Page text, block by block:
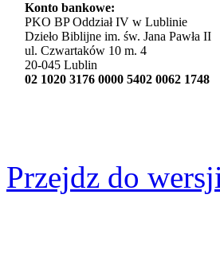
Konto bankowe:
PKO BP Oddział IV w Lublinie
Dzieło Biblijne im. św. Jana Pawła II
ul. Czwartaków 10 m. 4
20-045 Lublin
02 1020 3176 0000 5402 0062 1748
Przejdz do